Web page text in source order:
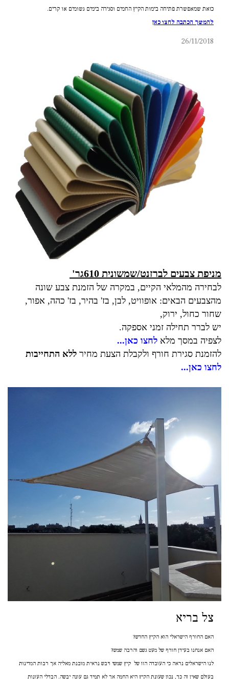
כזאת שמאפשרת פתיחה בימות הקיץ החמים וסגירה בימים גשומים או קרים.
להמשך הכתבה לחצו כאן
26/11/2018
מניפת צבעים לברזנט/שמשונית 610גר'
לבחירה מהמלאי הקיים, במקרה של הזמנת צבע שונה
מהצבעים הבאים: אופוויט, לבן, בז' בהיר, בז' כהה, אפור,
שחור כחול, ירוק,
יש לברר תחילה זמני אספקה.
לצפיה במסך מלא לחצו כאן...
להזמנת סגירת חורף ולקבלת הצעת מחיר ללא התחייבות
לחצו כאן...
צל בריא
האם החורף הישראלי הוא הקיץ החדש?
האם אנחנו בעידן חורף של מעט גשם והרבה שמש?
לנו הישראלים נראה כי העובדה הזו של קיץ שמשי ויבש נראית מובנת מאליה אך רבות המדינות
בעולם שאין זה כך, נכון שעונת הקיץ היא החמה אך לא תמיד גם עונה יבשה. הבדלי העונות